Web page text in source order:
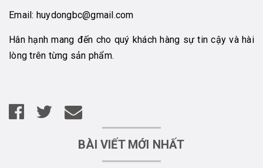
Email: huydongbc@gmail.com
Hân hạnh mang đến cho quý khách hàng sự tin cậy và hài
lòng trên từng sản phẩm.
BÀI VIẾT MỚI NHẤT